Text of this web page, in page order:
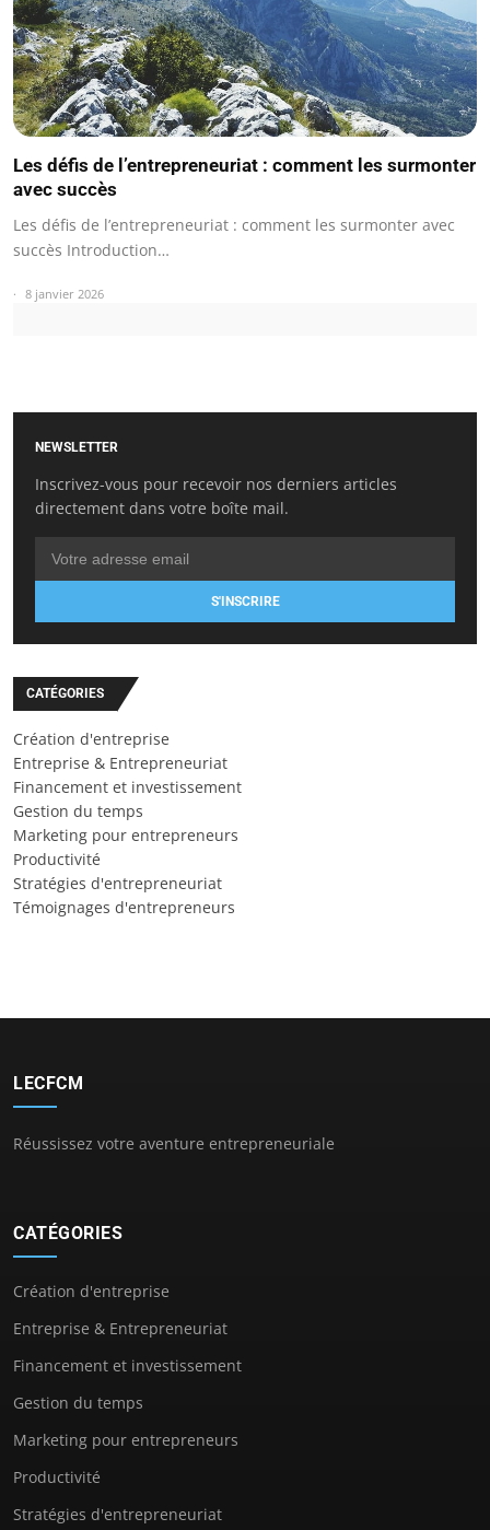
Les défis de l’entrepreneuriat : comment les surmonter
avec succès
Les défis de l’entrepreneuriat : comment les surmonter avec
succès Introduction…
8 janvier 2026
NEWSLETTER
Inscrivez-vous pour recevoir nos derniers articles
directement dans votre boîte mail.
S'INSCRIRE
CATÉGORIES
Création d'entreprise
Entreprise & Entrepreneuriat
Financement et investissement
Gestion du temps
Marketing pour entrepreneurs
Productivité
Stratégies d'entrepreneuriat
Témoignages d'entrepreneurs
LECFCM
Réussissez votre aventure entrepreneuriale
CATÉGORIES
Création d'entreprise
Entreprise & Entrepreneuriat
Financement et investissement
Gestion du temps
Marketing pour entrepreneurs
Productivité
Stratégies d'entrepreneuriat